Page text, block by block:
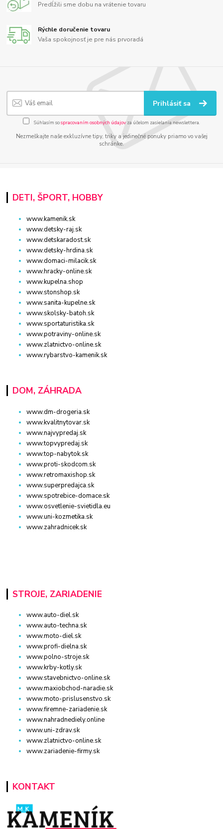
Predĺžili sme dobu na vrátenie tovaru
Rýchle doručenie tovaru
Vaša spokojnosť je pre nás prvoradá
Prihlásiť sa
Súhlasím sospracovaním osobných údajov za účelom zasielania newslettera.
Nezmeškajte naše exkluzívne tipy, triky a jedinečné ponuky priamo vo vašej
schránke.
DETI, ŠPORT, HOBBY
www.kamenik.sk
www.detsky-raj.sk
www.detskaradost.sk
www.detsky-hrdina.sk
www.domaci-milacik.sk
www.hracky-online.sk
www.kupelna.shop
www.stonshop.sk
www.sanita-kupelne.sk
www.skolsky-batoh.sk
www.sportaturistika.sk
www.potraviny-online.sk
www.zlatnictvo-online.sk
www.rybarstvo-kamenik.sk
DOM, ZÁHRADA
www.dm-drogeria.sk
www.kvalitnytovar.sk
www.najvypredaj.sk
www.topvypredaj.sk
www.top-nabytok.sk
www.proti-skodcom.sk
www.retromaxishop.sk
www.superpredajca.sk
www.spotrebice-domace.sk
www.osvetlenie-svietidla.eu
www.uni-kozmetika.sk
www.zahradnicek.sk
STROJE, ZARIADENIE
www.auto-diel.sk
www.auto-techna.sk
www.moto-diel.sk
www.profi-dielna.sk
www.polno-stroje.sk
www.krby-kotly.sk
www.stavebnictvo-online.sk
www.maxiobchod-naradie.sk
www.moto-prislusenstvo.sk
www.firemne-zariadenie.sk
www.nahradnediely.online
www.uni-zdrav.sk
www.zlatnictvo-online.sk
www.zariadenie-firmy.sk
KONTAKT